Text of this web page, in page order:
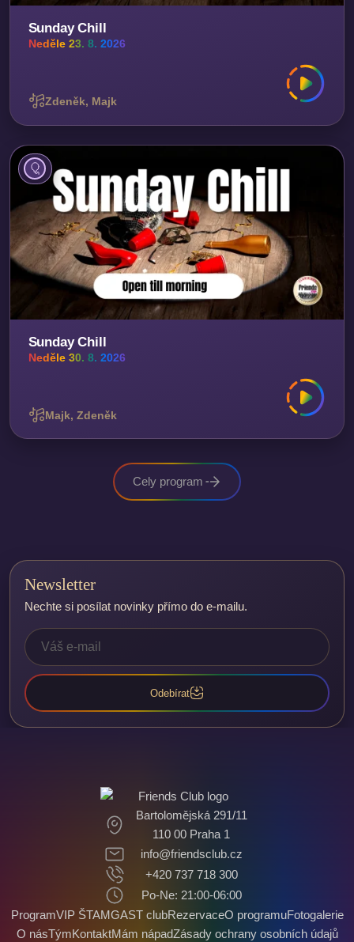
Sunday Chill
Neděle 23. 8. 2026
Zdeněk, Majk
Sunday Chill
Neděle 30. 8. 2026
Majk, Zdeněk
Cely program
Newsletter
Nechte si posílat novinky přímo do e-mailu.
Odebírat
Bartolomějská 291/11
110 00 Praha 1
info@friendsclub.cz
+420 737 718 300
Po-Ne: 21:00-06:00
ProgramVIP ŠTAMGAST clubRezervaceO programuFotogalerie
O násTýmKontaktMám nápadZásady ochrany osobních údajů